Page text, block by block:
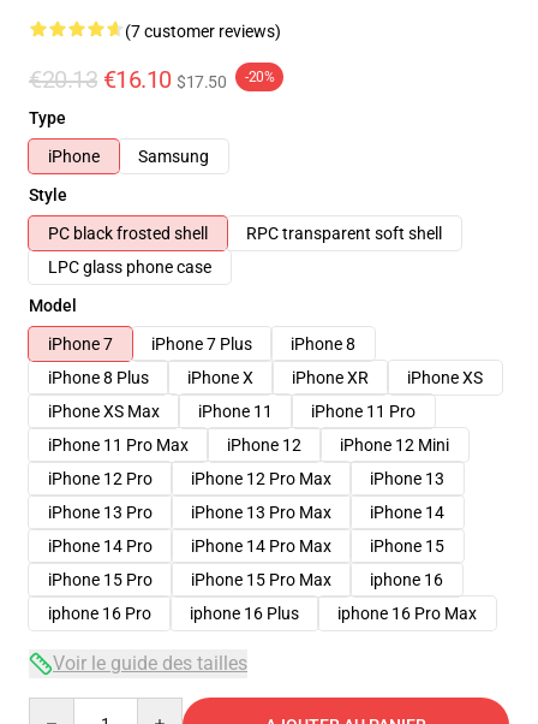
(7 customer reviews)
€20.13 €16.10 $17.50 -20%
Type
iPhone
Samsung
Style
PC black frosted shell
RPC transparent soft shell
LPC glass phone case
Model
iPhone 7
iPhone 7 Plus
iPhone 8
iPhone 8 Plus
iPhone X iPhone XR
iPhone XS
iPhone XS Max
iPhone 11
iPhone 11 Pro
iPhone 11 Pro Max
iPhone 12
iPhone 12 Mini
iPhone 12 Pro
iPhone 12 Pro Max
iPhone 13
iPhone 13 Pro
iPhone 13 Pro Max
iPhone 14
iPhone 14 Pro
iPhone 14 Pro Max
iPhone 15
iPhone 15 Pro
iPhone 15 Pro Max
iphone 16
iphone 16 Pro
iphone 16 Plus iphone 16 Pro Max
Voir le guide des tailles